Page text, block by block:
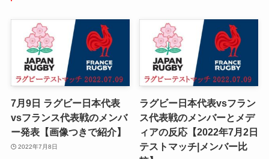
7月9日 ラグビー日本代表
vsフランス代表戦のメンバ
ー発表【画像つきで紹介】
2022年7月8日
ラグビー日本代表vsフラン
ス代表戦のメンバーとメデ
ィアの反応【2022年7月2日
テストマッチ|メンバー比